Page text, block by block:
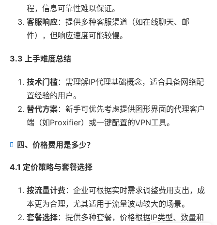
程，信息可靠性难以保证。
客服响应：提供多种客服渠道（如在线聊天、邮
件），但响应速度可能较慢。
3.3 上手难度总结
技术门槛：需理解IP代理基础概念，适合具备网络配
置经验的用户。
替代方案：新手可优先考虑提供图形界面的代理客户
端（如Proxifier）或一键配置的VPN工具。
四、价格费用是多少？
4.1 定价策略与套餐选择
按流量计费 ：企业可根据实时需求调整费用支出，成
本更为合理，尤其适用于流量波动较大的场景。
套餐选择：提供多种套餐，价格根据IP类型、数量和